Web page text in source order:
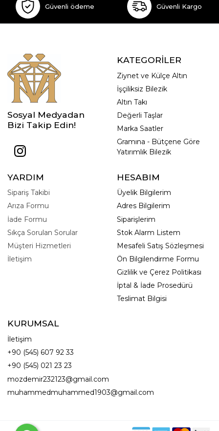
Güvenli ödeme Güvenli Kargo
Sosyal Medyadan
Bizi Takip Edin!
KATEGORİLER
Ziynet ve Külçe Altın
İşçiliksiz Bilezik
Altın Takı
Değerli Taşlar
Marka Saatler
Gramına - Bütçene Göre
Yatırımlık Bilezik
YARDIM
Sipariş Takibi
Arıza Formu
İade Formu
Sıkça Sorulan Sorular
Müşteri Hizmetleri
İletişim
HESABIM
Üyelik Bilgilerim
Adres Bilgilerim
Siparişlerim
Stok Alarm Listem
Mesafeli Satış Sözleşmesi
Ön Bilgilendirme Formu
Gizlilik ve Çerez Politikası
İptal & İade Prosedürü
Teslimat Bilgisi
KURUMSAL
İletişim
+90 (545) 607 92 33
+90 (545) 021 23 23
mozdemir232123@gmail.com
muhammedmuhammed1903@gmail.com